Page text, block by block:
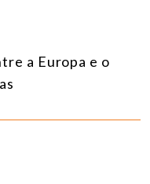
a Europa e o